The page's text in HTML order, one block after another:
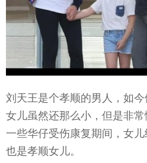
刘天王是个孝顺的男人，如
女儿虽然还那么小，但是非
一些华仔受伤康复期间，女
也是孝顺女儿。